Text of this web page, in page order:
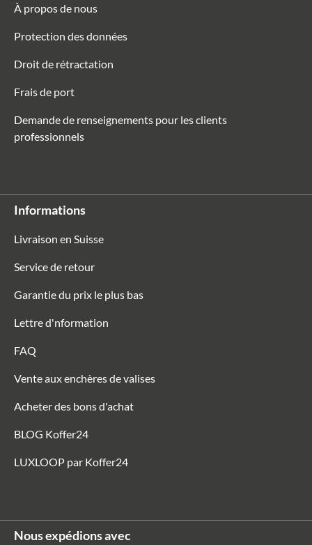
À propos de nous
Protection des données
Droit de rétractation
Frais de port
Demande de renseignements pour les clients
professionnels
Informations
Livraison en Suisse
Service de retour
Garantie du prix le plus bas
Lettre d'nformation
FAQ
Vente aux enchères de valises
Acheter des bons d'achat
BLOG Koffer24
LUXLOOP par Koffer24
Nous expédions avec